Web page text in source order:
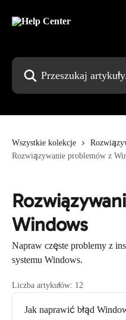
Przeszukaj artykuły...
Wszystkie kolekcje
Rozwiązywanie problemów z
Windows
Napraw częste problemy z
systemu Windows.
Liczba artykułów: 12
Jak naprawić błąd